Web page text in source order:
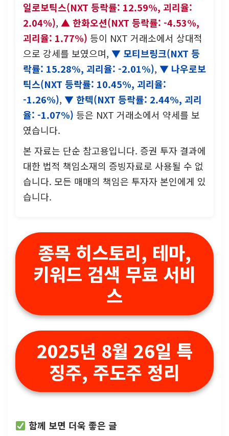
일로보틱스(NXT 등락률: 12.59%, 괴리율:
2.04%),
한화오션(NXT 등락률: -4.53%,
괴리율: 1.77%) 등이 NXT 거래소에서 상대적
으로 강세를 보였으며,
모티브링크(NXT 등
락률: 15.28%, 괴리율: -2.01%),
나우로보
틱스(NXT 등락률: 10.45%, 괴리율:
-1.26%),
한텍(NXT 등락률: 2.44%, 괴리
율: -1.07%) 등은 NXT 거래소에서 약세를 보
였습니다.
본 자료는 단순 참고용입니다. 증권 투자 결과에
대한 법적 책임소재의 증빙자료로 사용될 수 없
습니다. 모든 매매의 책임은 투자자 본인에게 있
습니다.
종목 히스토리, 테마,
키워드 검색 무료 서비
스
2025년 8월 26일 특
징주, 주도주 정리
함께 보면 더욱 좋은 글